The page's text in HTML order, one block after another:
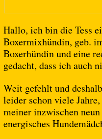
Hallo, ich bin die Tess
Boxermixhündin, geb.
Boxerhündin und eine
gedacht, dass ich auch
Weit gefehlt und
leider schon viele
meiner inzwischen
energisches